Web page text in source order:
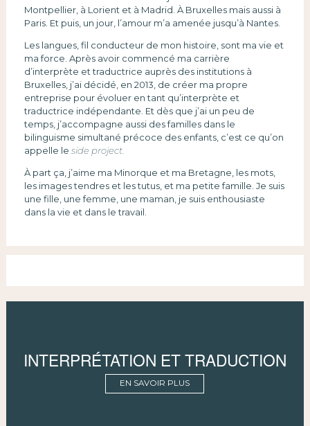
Montpellier, à Lorient et à Madrid. À Bruxelles mais aussi à
Paris. Et puis, un jour, l’amour m’a amenée jusqu’à Nantes.
Les langues, fil conducteur de mon histoire, sont ma vie et
ma force. Après avoir commencé ma carrière
d’interprète et traductrice auprès des institutions à
Bruxelles, j’ai décidé, en 2013, de créer ma propre
entreprise pour évoluer en tant qu’interprète et
traductrice indépendante. Et dès que j’ai un peu de
temps, j’accompagne aussi des familles dans le
bilinguisme simultané précoce des enfants, c’est ce qu’on
appelle le side project.
À part ça, j’aime ma Minorque et ma Bretagne, les mots,
les images tendres et les tutus, et ma petite famille. Je suis
une fille, une femme, une maman, je suis enthousiaste
dans la vie et dans le travail.
INTERPRÉTATION ET TRADUCTION
EN SAVOIR PLUS